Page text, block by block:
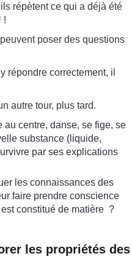
répètent ce qui a déjà été
!
poser des questions
répondre correctement, il
autre tour, plus tard.
au centre, danse, se fige, se
substance (liquide,
par ses explications
les connaissances des
faire prendre conscience
constitué de matière ?
les propriétés des